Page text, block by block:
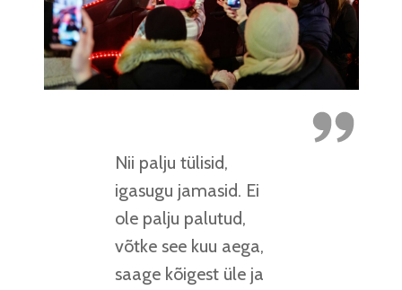
Nii palju tülisid,
igasugu jamasid. Ei
ole palju palutud,
võtke see kuu aega,
saage kõigest üle ja